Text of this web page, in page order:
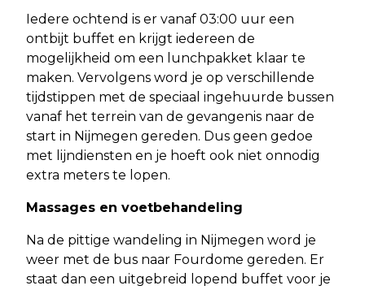
Iedere ochtend is er vanaf 03:00 uur een
ontbijt buffet en krijgt iedereen de
mogelijkheid om een lunchpakket klaar te
maken. Vervolgens word je op verschillende
tijdstippen met de speciaal ingehuurde bussen
vanaf het terrein van de gevangenis naar de
start in Nijmegen gereden. Dus geen gedoe
met lijndiensten en je hoeft ook niet onnodig
extra meters te lopen.
Massages en voetbehandeling
Na de pittige wandeling in Nijmegen word je
weer met de bus naar Fourdome gereden. Er
staat dan een uitgebreid lopend buffet voor je